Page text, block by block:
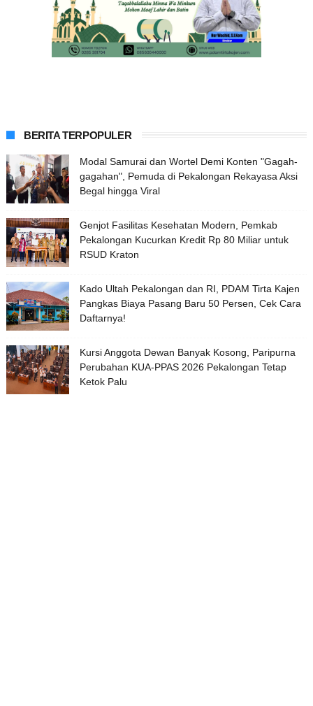
BERITA TERPOPULER
Modal Samurai dan Wortel Demi Konten "Gagah-
gagahan", Pemuda di Pekalongan Rekayasa Aksi
Begal hingga Viral
Genjot Fasilitas Kesehatan Modern, Pemkab
Pekalongan Kucurkan Kredit Rp 80 Miliar untuk
RSUD Kraton
Kado Ultah Pekalongan dan RI, PDAM Tirta Kajen
Pangkas Biaya Pasang Baru 50 Persen, Cek Cara
Daftarnya!
Kursi Anggota Dewan Banyak Kosong, Paripurna
Perubahan KUA-PPAS 2026 Pekalongan Tetap
Ketok Palu